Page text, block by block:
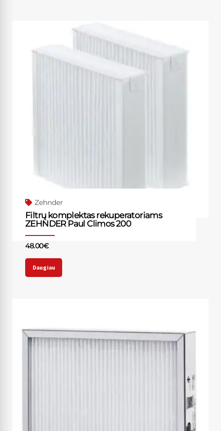
Zehnder
Filtrų komplektas rekuperatoriams
ZEHNDER Paul Climos 200
48.00€
Daugiau